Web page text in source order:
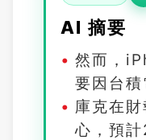
AI 摘要
然而，
要因台
庫克在
心，預